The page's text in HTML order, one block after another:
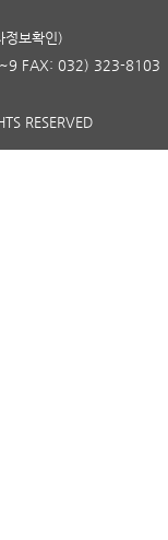
정보확인)
FAX: 032) 323-8103
RESERVED